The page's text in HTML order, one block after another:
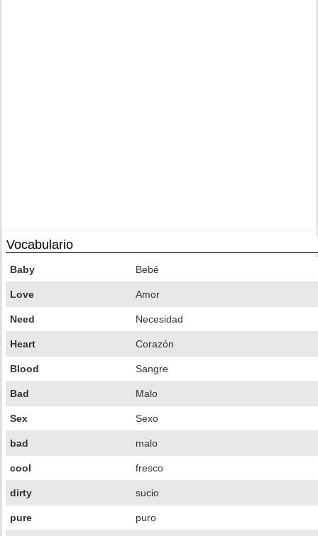
Vocabulario
Baby Bebé
Love Amor
Need Necesidad
Heart Corazón
Blood Sangre
Bad Malo
Sex Sexo
bad malo
cool fresco
dirty sucio
pure puro